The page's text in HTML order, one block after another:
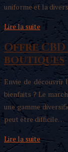
uniforme et la
Lire la suite
Offre CBD
boutiques
Envie de
bienfaits ? Le
une gamme
peut être difficile…
Lire la suite